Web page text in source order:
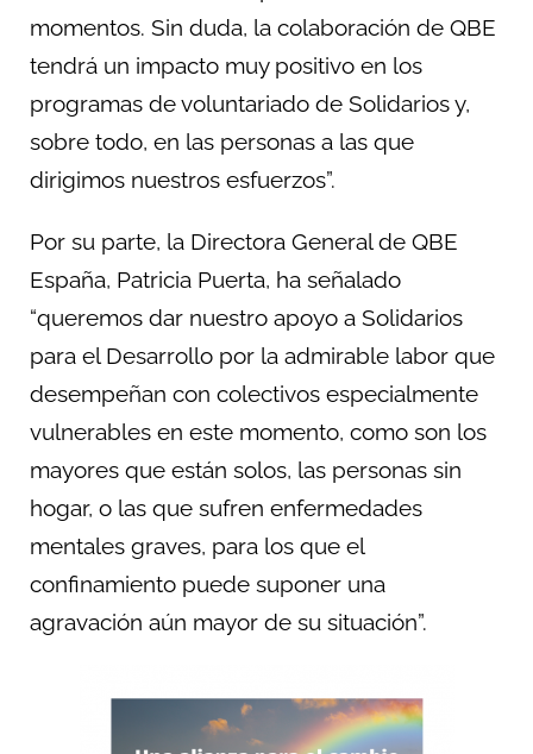
momentos. Sin duda, la colaboración de QBE
tendrá un impacto muy positivo en los
programas de voluntariado de Solidarios y,
sobre todo, en las personas a las que
dirigimos nuestros esfuerzos”.
Por su parte, la Directora General de QBE
España, Patricia Puerta, ha señalado
“queremos dar nuestro apoyo a Solidarios
para el Desarrollo por la admirable labor que
desempeñan con colectivos especialmente
vulnerables en este momento, como son los
mayores que están solos, las personas sin
hogar, o las que sufren enfermedades
mentales graves, para los que el
confinamiento puede suponer una
agravación aún mayor de su situación”.